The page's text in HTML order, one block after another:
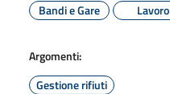
Bandi e Gare
Lavoro
Argomenti:
Gestione rifiuti